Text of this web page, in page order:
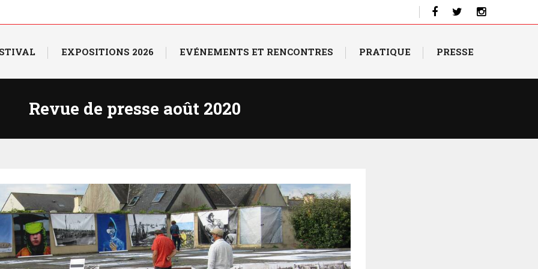
EXPOSITIONS 2026 EVÉNEMENTS ET RENCONTRES PRATIQUE PRESSE
Revue de presse août 2020